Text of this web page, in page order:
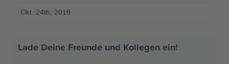
Okt. 24th, 2019
Lade Deine Freunde und Kollegen ein!